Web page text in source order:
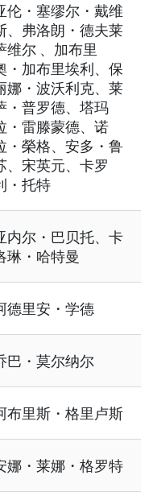
伦・塞缪尔・戴维
、弗洛朗・德夫莱
维尔 、加布里
・加布里埃利、保
娜・波沃利克、莱
・普罗德、塔玛
・雷滕蒙德、诺
・榮格、安多・鲁
、宋英元、卡罗
・托特
内尔・巴贝托、卡
琳・哈特曼
德里安・学德
巴・莫尔纳尔
布里斯・格里卢斯
娜・莱娜・格罗特